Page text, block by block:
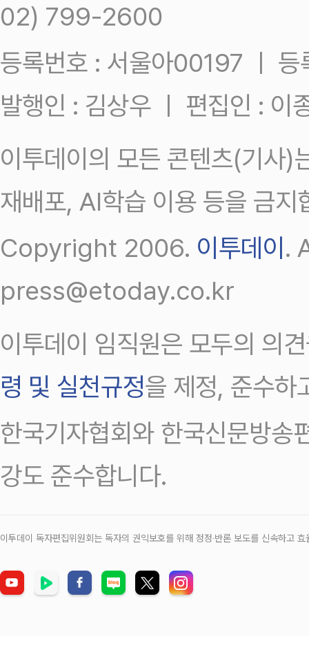
02) 799-2600
등록번호 : 서울아00197 ㅣ
발행인 : 김상우 ㅣ 편집인 : 이
이투데이의 모든 콘텐츠(기사)
재배포, AI학습 이용 등을 금지
Copyright 2006. 이투데이.
press@etoday.co.kr
이투데이 임직원은 모두의 의
령 및 실천규정을 제정, 준수하
한국기자협회와 한국신문방송
강도 준수합니다.
이투데이 독자편집위원회는 독자의 권익보호를 위해 정정‧반론 보도를 신속하고